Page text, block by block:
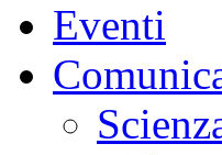
Eventi